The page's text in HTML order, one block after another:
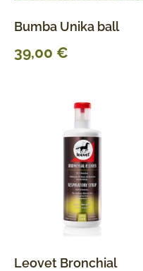
Bumba Unika ball
39,00 €
Leovet Bronchial